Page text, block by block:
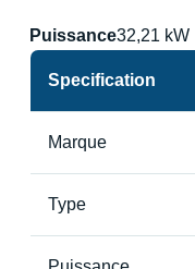
Puissance32,21 kW
Specification
Marque
Type